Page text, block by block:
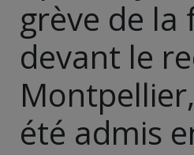
grève de la
devant le
été admis